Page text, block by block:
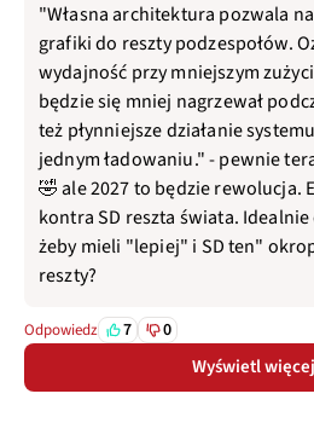
"Własna architektura pozwala
grafiki do reszty podzespołów.
wydajność przy mniejszym
będzie się mniej nagrzewał
też płynniejsze działanie
jednym ładowaniu." - pewnie
🤣 ale 2027 to będzie rewolucja.
kontra SD reszta świata.
żeby mieli "lepiej" i SD ten"
reszty?
Odpowiedz 7 0
Wyświetl